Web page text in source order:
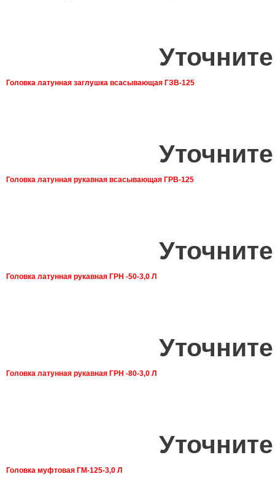
Головка латунная заглушка всасывающая ГЗВ-125
Головка латунная рукавная всасывающая ГРВ-125
Головка латунная рукавная ГРН -50-3,0 Л
Головка латунная рукавная ГРН -80-3,0 Л
Головка муфтовая ГМ-125-3,0 Л